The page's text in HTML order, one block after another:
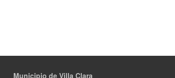
Municipio de Villa Clara